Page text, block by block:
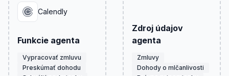
Calendly
Funkcie agenta
Vypracovať zmluvu
Preskúmať dohodu
Zdroj údajov
agenta
Zmluvy
Dohody o mlčanlivosti